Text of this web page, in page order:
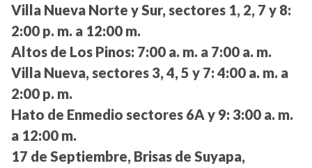
Villa Nueva Norte y Sur, sectores 1, 2, 7 y 8:
2:00 p. m. a 12:00 m.
Altos de Los Pinos: 7:00 a. m. a 7:00 a. m.
Villa Nueva, sectores 3, 4, 5 y 7: 4:00 a. m. a
2:00 p. m.
Hato de Enmedio sectores 6A y 9: 3:00 a. m.
a 12:00 m.
17 de Septiembre, Brisas de Suyapa,